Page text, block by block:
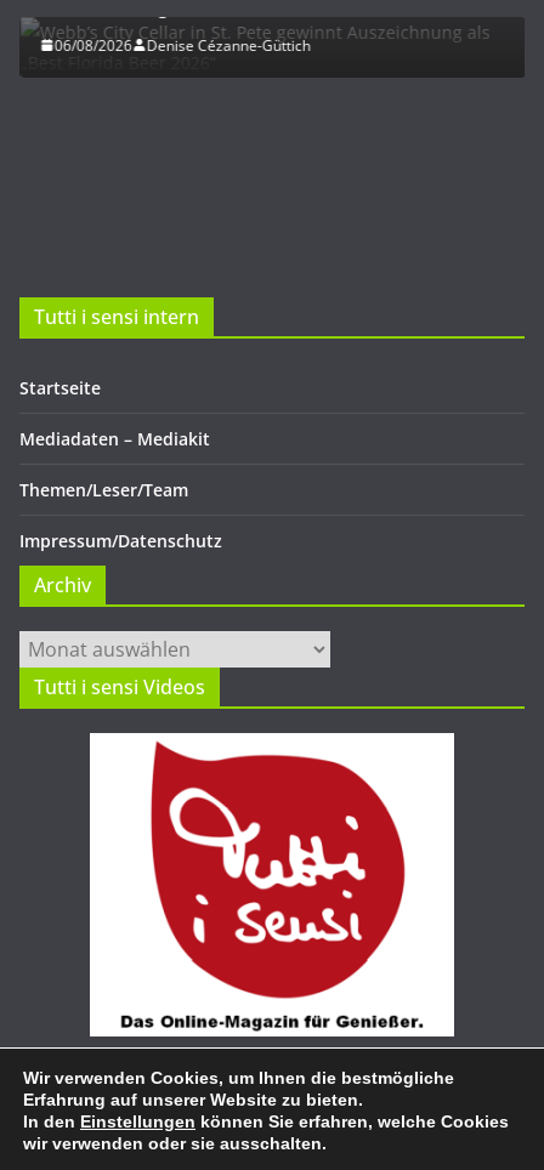
06/08/2026 Denise Cézanne-Güttich
Tutti i sensi intern
Startseite
Mediadaten – Mediakit
Themen/Leser/Team
Impressum/Datenschutz
Archiv
Archiv
Tutti i sensi Videos
Copyright © 2026Tutti i sensi. Alle Rechte vorbehalten.
Wir verwenden Cookies, um Ihnen die bestmögliche
Erfahrung auf unserer Website zu bieten.
In den Einstellungen können Sie erfahren, welche Cookies
wir verwenden oder sie ausschalten.